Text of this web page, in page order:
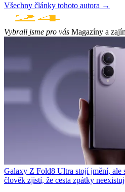
Všechny články tohoto autora →
Vybrali jsme pro vás Magazíny a
Galaxy Z Fold8 Ultra stojí jmění, ale
člověk zjistí, že cesta zpátky